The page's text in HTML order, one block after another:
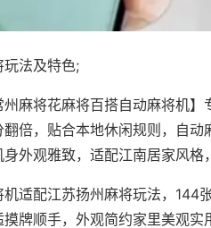
玩法及特色;
州麻将花麻将百搭自动麻将机
翻倍，贴合本地休闲规则，自
外观雅致，适配江南居家风格
机适配江苏扬州麻将玩法，144
牌顺手，外观简约家里美观实